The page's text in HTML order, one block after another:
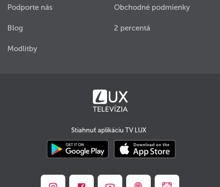
Podporte nás
Blog
Modlitby
Obchodné podmienky
2 percentá
Stiahnuť aplikáciu TV LUX